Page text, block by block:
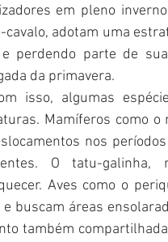
em pleno
adotam uma
e perdendo parte de
da primavera.
isso, algumas
Mamíferos como o
nos
O tatu-galinha,
Aves como o
buscam áreas
também